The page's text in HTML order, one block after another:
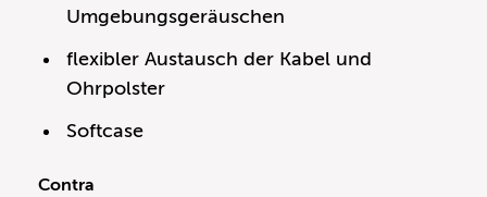
Umgebungsgeräuschen
flexibler Austausch der Kabel und
Ohrpolster
Softcase
Contra